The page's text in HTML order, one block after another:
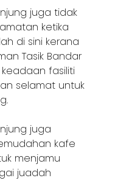
juga tidak
ketika
di sini kerana
Tasik Bandar
fasiliti
selamat untuk
juga
kafe
menjamu
juadah